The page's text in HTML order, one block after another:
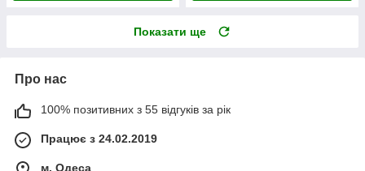
Показати ще
Про нас
100% позитивних з 55 відгуків за рік
Працює з 24.02.2019
м. Одеса